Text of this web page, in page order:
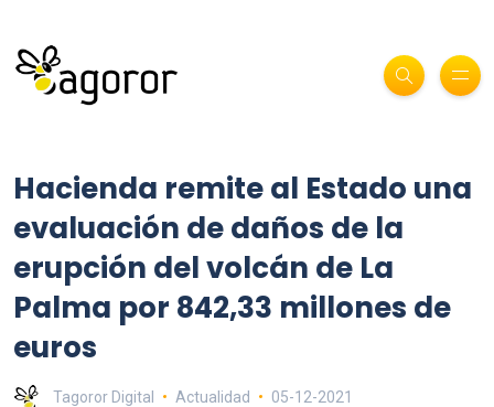
Hacienda remite al Estado una
evaluación de daños de la
erupción del volcán de La
Palma por 842,33 millones de
euros
Tagoror Digital Actualidad 05-12-2021